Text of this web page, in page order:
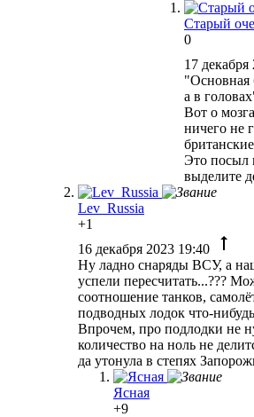
Старый
0
17
"Основная
а в
Вот о
ничего не
Это посыл
выделите
Lev_Russia
+1
16 декабря 2023 19:40
Ну ладно снаряды ВСУ, а
успели пересчитать...???
соотношение танков,
подводных лодок что-
Впрочем, про подлодки не
количество на ноль не
да утонула в степях
Ясная
+9